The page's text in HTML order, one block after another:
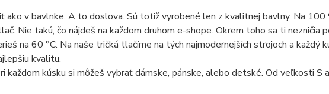
ako v bavlnke. A to doslova. Sú totiž vyrobené len z kvalitnej bavlny. Na 100
Nie takú, čo nájdeš na každom druhom e-shope. Okrem toho sa ti nezničia
na 60 °C. Na naše tričká tlačíme na tých najmodernejších strojoch a každý
kvalitu.
každom kúsku si môžeš vybrať dámske, pánske, alebo detské. Od veľkosti S